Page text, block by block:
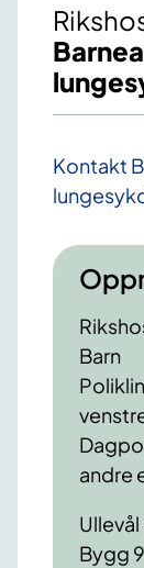
Kontakt
Barn
andre
Bygg 9